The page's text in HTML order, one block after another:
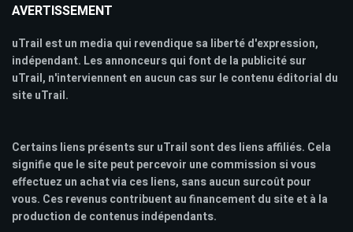
AVERTISSEMENT
uTrail est un media qui revendique sa liberté d'expression,
indépendant. Les annonceurs qui font de la publicité sur
uTrail, n'interviennent en aucun cas sur le contenu éditorial du
site uTrail.
Certains liens présents sur uTrail sont des liens affiliés. Cela
signifie que le site peut percevoir une commission si vous
effectuez un achat via ces liens, sans aucun surcoût pour
vous. Ces revenus contribuent au financement du site et à la
production de contenus indépendants.